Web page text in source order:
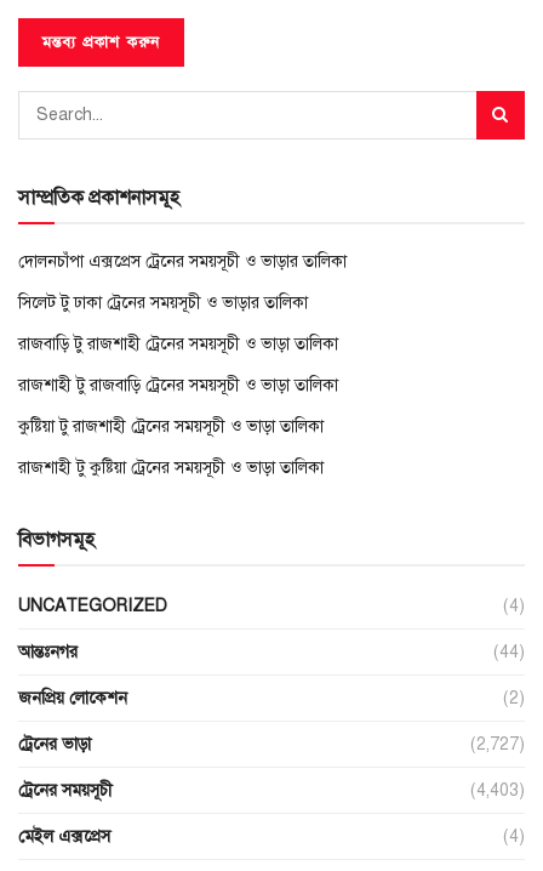
সাম্প্রতিক প্রকাশনাসমূহ
দোলনচাঁপা এক্সপ্রেস ট্রেনের সময়সূচী ও ভাড়ার তালিকা
সিলেট টু ঢাকা ট্রেনের সময়সূচী ও ভাড়ার তালিকা
রাজবাড়ি টু রাজশাহী ট্রেনের সময়সূচী ও ভাড়া তালিকা
রাজশাহী টু রাজবাড়ি ট্রেনের সময়সূচী ও ভাড়া তালিকা
কুষ্টিয়া টু রাজশাহী ট্রেনের সময়সূচী ও ভাড়া তালিকা
রাজশাহী টু কুষ্টিয়া ট্রেনের সময়সূচী ও ভাড়া তালিকা
বিভাগসমূহ
UNCATEGORIZED (4)
আন্তঃনগর (44)
জনপ্রিয় লোকেশন (2)
ট্রেনের ভাড়া (2,727)
ট্রেনের সময়সূচী (4,403)
মেইল এক্সপ্রেস (4)